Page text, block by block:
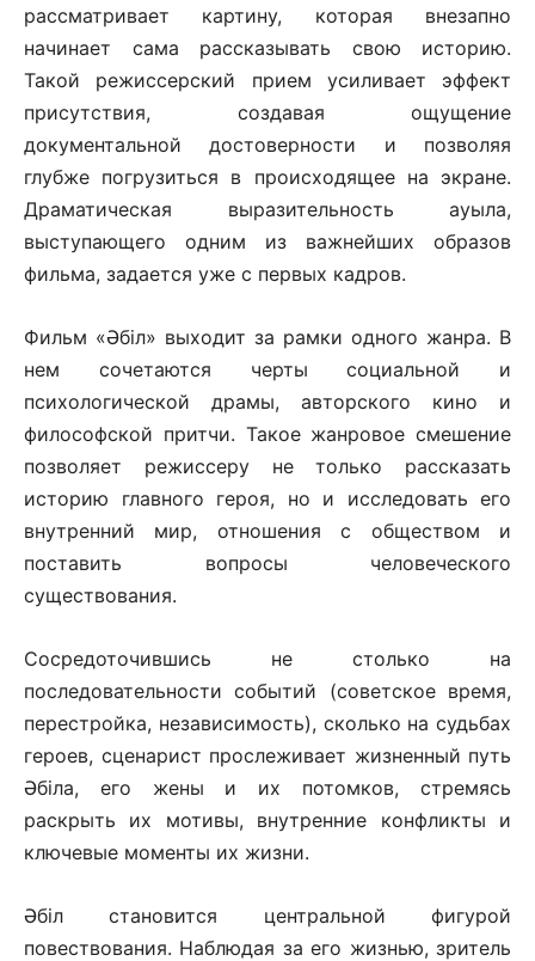
рассматривает картину, которая внезапно
начинает сама рассказывать свою историю.
Такой режиссерский прием усиливает эффект
присутствия, создавая ощущение
документальной достоверности и позволяя
глубже погрузиться в происходящее на экране.
Драматическая выразительность ауыла,
выступающего одним из важнейших образов
фильма, задается уже с первых кадров.
Фильм «Әбіл» выходит за рамки одного жанра. В
нем сочетаются черты социальной и
психологической драмы, авторского кино и
философской притчи. Такое жанровое смешение
позволяет режиссеру не только рассказать
историю главного героя, но и исследовать его
внутренний мир, отношения с обществом и
поставить вопросы человеческого
существования.
Сосредоточившись не столько на
последовательности событий (советское время,
перестройка, независимость), сколько на судьбах
героев, сценарист прослеживает жизненный путь
Әбіла, его жены и их потомков, стремясь
раскрыть их мотивы, внутренние конфликты и
ключевые моменты их жизни.
Әбіл становится центральной фигурой
повествования. Наблюдая за его жизнью, зритель